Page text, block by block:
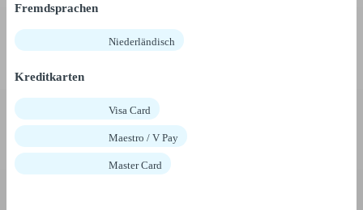
Fremdsprachen
Niederländisch
Kreditkarten
Visa Card
Maestro / V Pay
Master Card